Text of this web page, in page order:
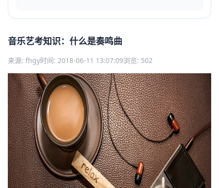
音乐艺考知识：什么是奏鸣曲
来源: fhgy时间: 2018-06-11 13:07:09浏览: 502